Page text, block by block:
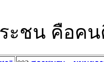
ะชน คือค